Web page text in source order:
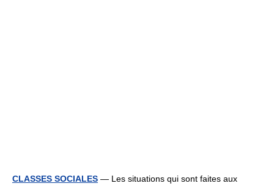
CLASSES SOCIALES — Les situations qui sont faites aux